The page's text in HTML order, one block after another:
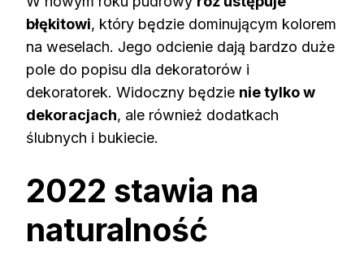
błękitowi, który będzie dominującym kolorem
na weselach. Jego odcienie dają bardzo duże
pole do popisu dla dekoratorów i
dekoratorek. Widoczny będzie nie tylko w
dekoracjach, ale również dodatkach
ślubnych i bukiecie.
2022 stawia na
naturalność